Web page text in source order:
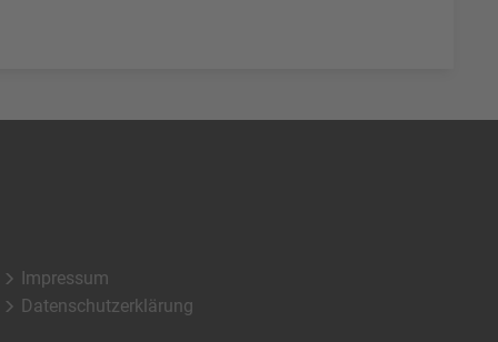
Impressum
Datenschutzerklärung